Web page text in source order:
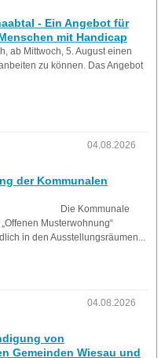
- Ein Angebot für
mit Handicap
ab Mittwoch, 5. August einen
zu können. Das Angebot
04.08.2026
der Kommunalen
Die Kommunale
Musterwohnung“
in den Ausstellungsräumen...
04.08.2026
von
Gemeinden Wiesau und